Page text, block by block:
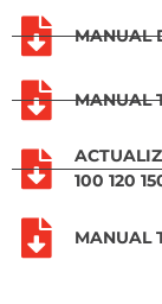
MANUAL
MANUAL
100 120
MANUAL